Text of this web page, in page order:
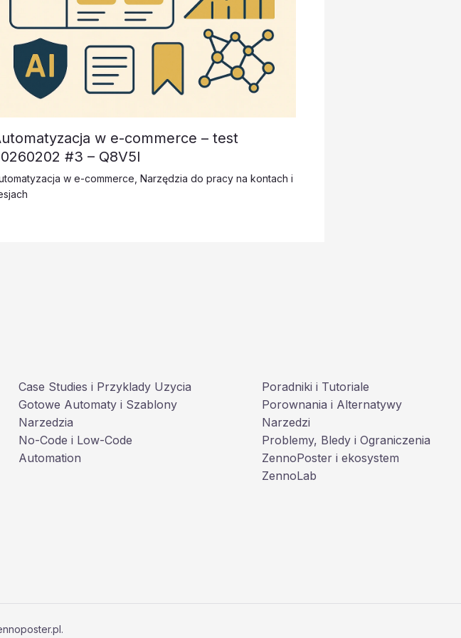
w e-commerce – test
#3 – Q8V5I
w e-commerce Narzędzia do pracy na kontach i
Case Studies i Przyklady Uzycia
Gotowe Automaty i Szablony
Narzedzia
No-Code i Low-Code
Automation
Poradniki i Tutoriale
Porownania i Alternatywy
Narzedzi
Problemy, Bledy i Ograniczenia
ZennoPoster i ekosystem
ZennoLab